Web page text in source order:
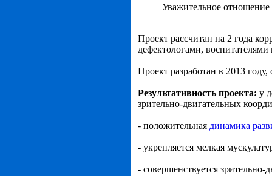
Уважительное отношение
Проект рассчитан на 2 года
дефектологами,
Проект разработан в 2013
Результативность проекта: у
зрительно-двигательных
- положительная динамика
- укрепляется мелкая
- совершенствуется зрительно-